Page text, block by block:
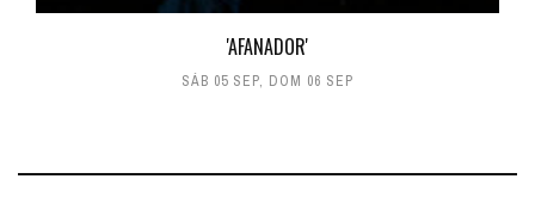
'AFANADOR'
SÁB 05 SEP, DOM 06 SEP